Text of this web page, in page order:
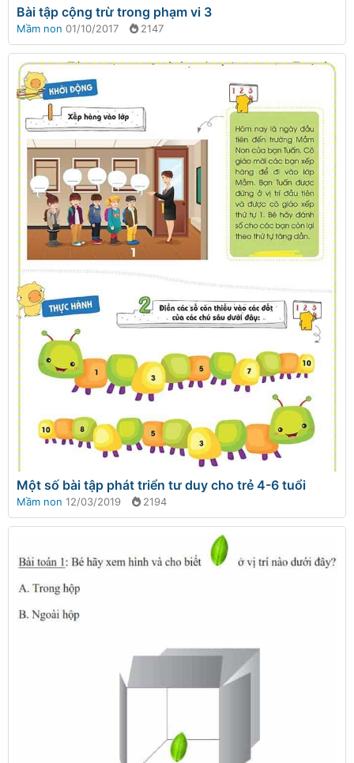
Bài tập cộng trừ trong phạm vi 3
Mầm non 01/10/2017 2147
Một số bài tập phát triển tư duy cho trẻ 4-6 tuổi
Mầm non 12/03/2019 2194